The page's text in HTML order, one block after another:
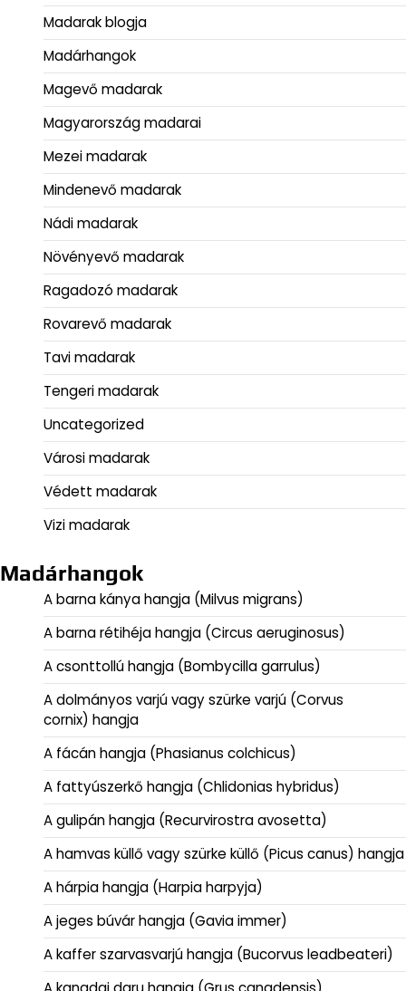
Madarak blogja
Madárhangok
Magevő madarak
Magyarország madarai
Mezei madarak
Mindenevő madarak
Nádi madarak
Növényevő madarak
Ragadozó madarak
Rovarevő madarak
Tavi madarak
Tengeri madarak
Uncategorized
Városi madarak
Védett madarak
Vizi madarak
Madárhangok
A barna kánya hangja (Milvus migrans)
A barna rétihéja hangja (Circus aeruginosus)
A csonttollú hangja (Bombycilla garrulus)
A dolmányos varjú vagy szürke varjú (Corvus
cornix) hangja
A fácán hangja (Phasianus colchicus)
A fattyúszerkő hangja (Chlidonias hybridus)
A gulipán hangja (Recurvirostra avosetta)
A hamvas küllő vagy szürke küllő (Picus canus) hangja
A hárpia hangja (Harpia harpyja)
A jeges búvár hangja (Gavia immer)
A kaffer szarvasvarjú hangja (Bucorvus leadbeateri)